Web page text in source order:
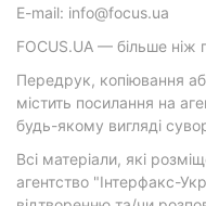
E-mail: info@focus.ua
FOCUS.UA — більше ніж
Передрук, копіювання
містить посилання на
будь-якому вигляді
Всі матеріали, які
агентство "Інтерфакс-